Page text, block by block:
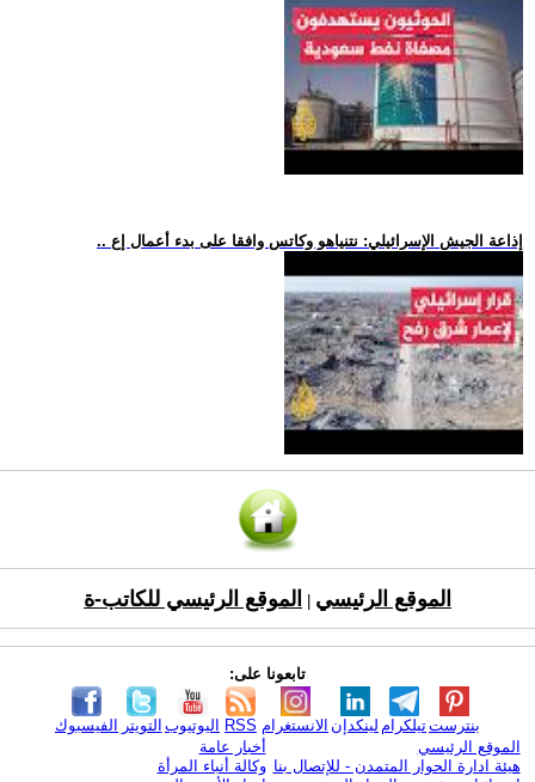
.. إذاعة الجيش الإسرائيلي: نتنياهو وكاتس وافقا على بدء أعمال إع
الموقع الرئيسي الموقع الرئيسي للكاتب-ة
تابعونا على:
الفيسبوك التويتر اليوتيوب RSS الانستغرام لينكدإن تيلكرامبنترست
الموقع الرئيسي
هيئة ادارة الحوار المتمدن - للإتصال بنا
أخبار عامة
وكالة أنباء المرأة